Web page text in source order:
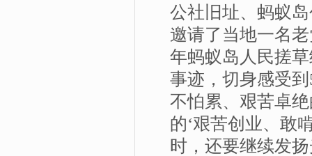
公社旧址、蚂蚁
邀请了当地一名
年蚂蚁岛人民搓
事迹，切身感受
不怕累、艰苦卓
的‘艰苦创业、敢
时，还要继续发